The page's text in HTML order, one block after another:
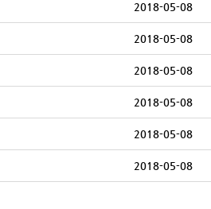
2018-05-08
2018-05-08
2018-05-08
2018-05-08
2018-05-08
2018-05-08